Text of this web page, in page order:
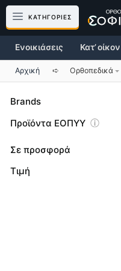
Μετάβαση
περιεχόμενο
ΚΑΤΗΓΟΡΙΕΣ
Κατ’
Ενοικιάσεις
Αρχική ➪ Ορθοπεδικά
Brands
Προϊόντα ΕΟΠΥΥ
Σε προσφορά
Τιμή